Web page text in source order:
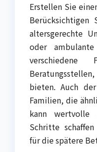
Erstellen Sie
Berücksichtigen
altersgerechte
oder
verschiedene
bieten. Auch
Familien, die
kann wertvolle
Schritte
für die spätere